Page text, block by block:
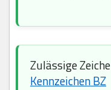
Zulässige
Kennzeichen BZ